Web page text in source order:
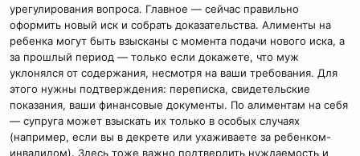
урегулирования вопроса. Главное — сейчас правильно
оформить новый иск и собрать доказательства. Алименты на
ребенка могут быть взысканы с момента подачи нового иска, а
за прошлый период — только если докажете, что муж
уклонялся от содержания, несмотря на ваши требования. Для
этого нужны подтверждения: переписка, свидетельские
показания, ваши финансовые документы. По алиментам на себя
— супруга может взыскать их только в особых случаях
(например, если вы в декрете или ухаживаете за ребенком-
инвалидом). Здесь тоже важно подтвердить нуждаемость и